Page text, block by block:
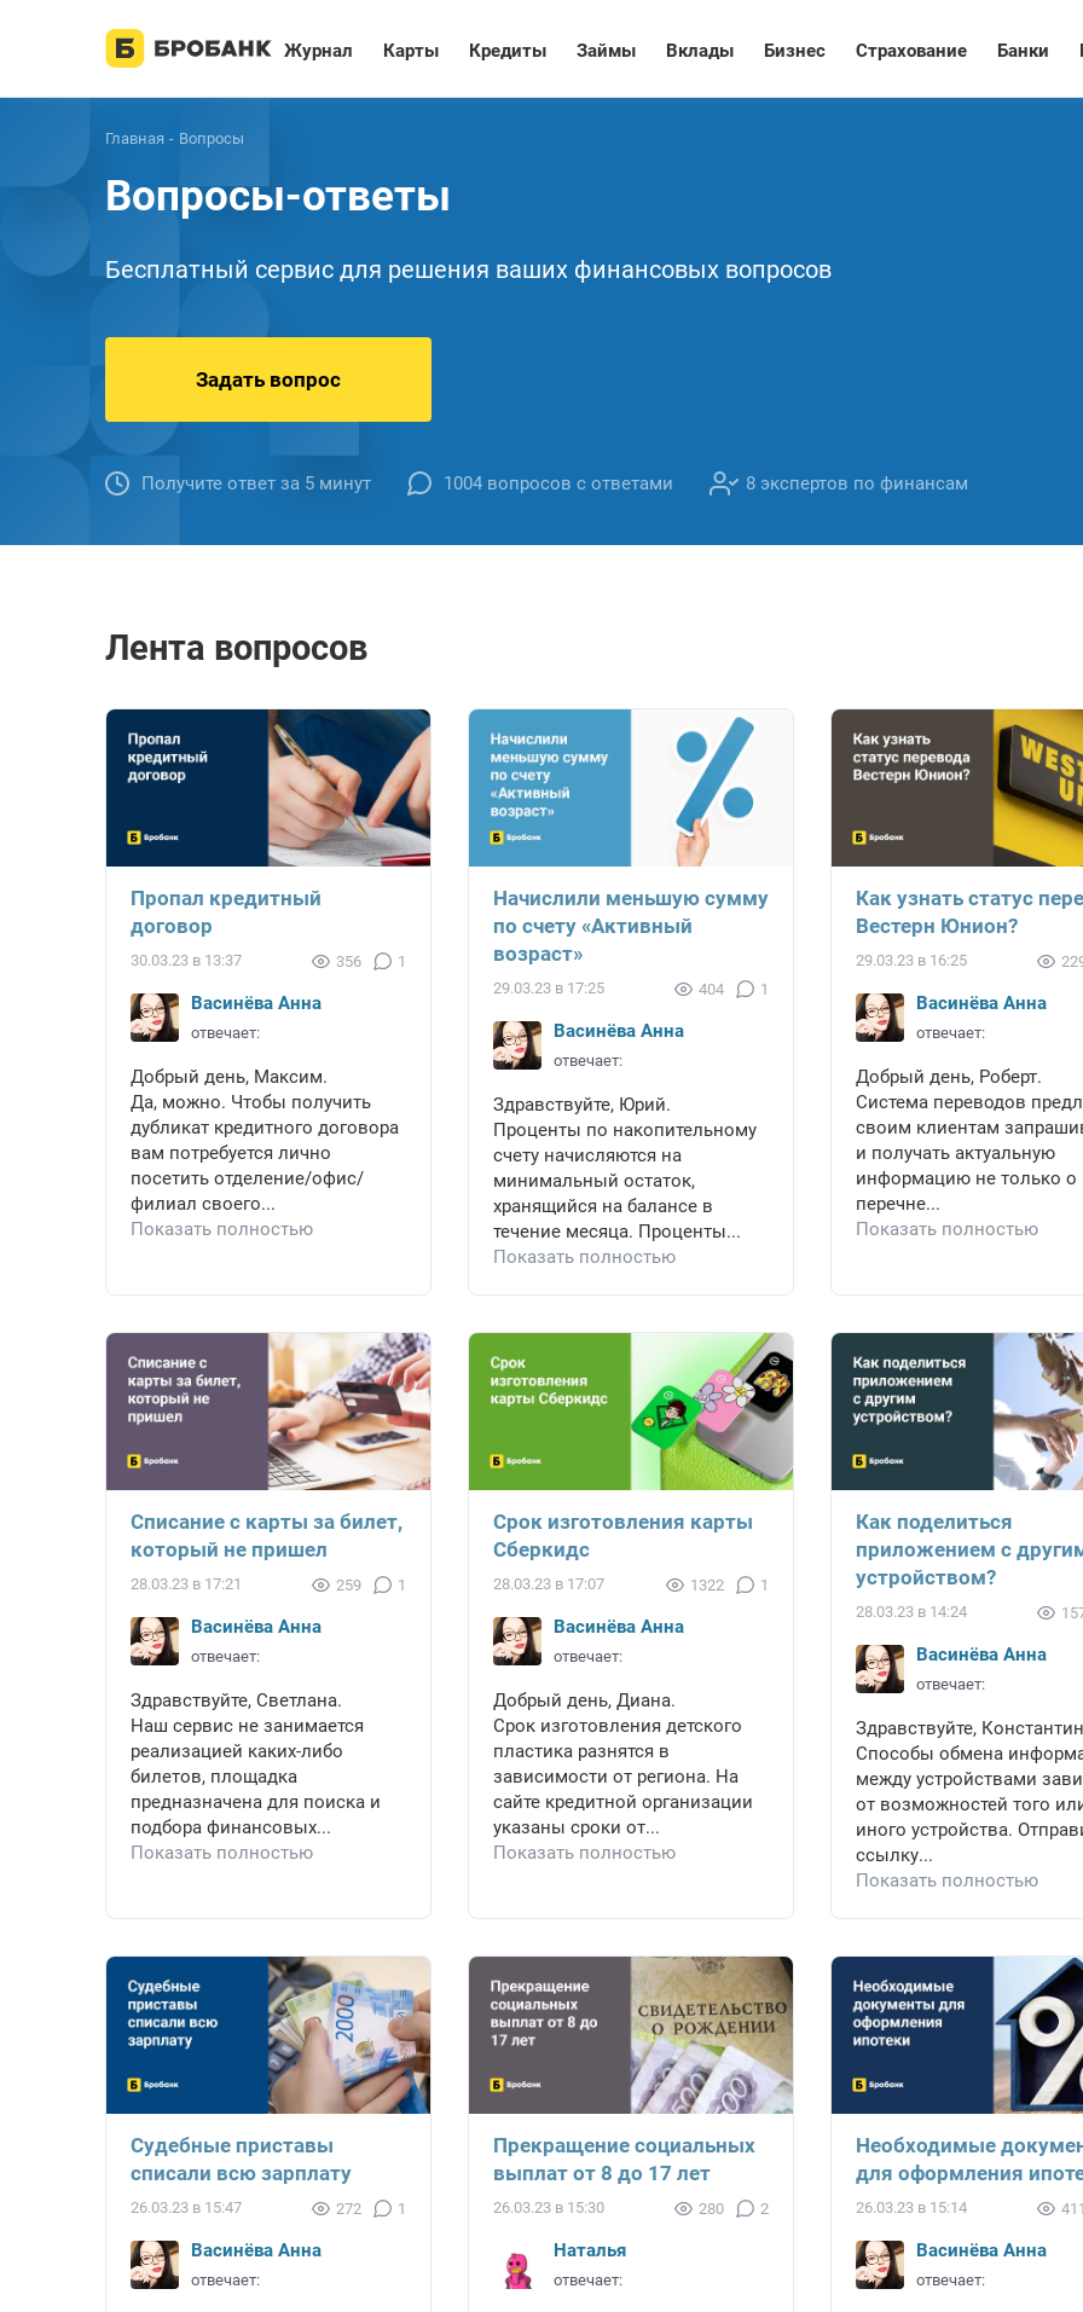
Журнал Карты Кредиты Займы Вклады Бизнес Страхование Банки
Главная Вопросы
Вопросы-ответы
Бесплатный сервис для решения ваших финансовых вопросов
Задать вопрос
Получите ответ за 5 минут 1004 вопросов с ответами 8 экспертов по финансам
Лента вопросов
Пропал кредитный
договор
30.03.23 в 13:37 356 1
Васинёва Анна
отвечает:
Добрый день, Максим.
Да, можно. Чтобы получить
дубликат кредитного договора
вам потребуется лично
посетить отделение/офис/
филиал своего...
Показать полностью
Начислили меньшую сумму
по счету «Активный
возраст»
29.03.23 в 17:25 404 1
Васинёва Анна
отвечает:
Здравствуйте, Юрий.
Проценты по накопительному
счету начисляются на
минимальный остаток,
хранящийся на балансе в
течение месяца. Проценты...
Показать полностью
Как узнать статус
Вестерн Юнион?
29.03.23 в 16:25
Васинёва Анна
отвечает:
Добрый день, Роберт.
Система переводов
своим клиентам
и получать актуальную
информацию не только о
перечне...
Показать полностью
Списание с карты за билет,
который не пришел
28.03.23 в 17:21 259 1
Васинёва Анна
отвечает:
Здравствуйте, Светлана.
Наш сервис не занимается
реализацией каких-либо
билетов, площадка
предназначена для поиска и
подбора финансовых...
Показать полностью
Срок изготовления карты
Сберкидс
28.03.23 в 17:07 1322 1
Васинёва Анна
отвечает:
Добрый день, Диана.
Срок изготовления детского
пластика разнятся в
зависимости от региона. На
сайте кредитной организации
указаны сроки от...
Показать полностью
Как поделиться
приложением с
устройством?
28.03.23 в 14:24
Васинёва Анна
отвечает:
Здравствуйте,
Способы обмена
между устройствами
от возможностей того
иного устройства.
ссылку...
Показать полностью
Судебные приставы
списали всю зарплату
26.03.23 в 15:47 272 1
Васинёва Анна
отвечает:
Прекращение социальных
выплат от 8 до 17 лет
26.03.23 в 15:30 280 2
Наталья
отвечает:
Необходимые
для оформления
26.03.23 в 15:14 411
Васинёва Анна
отвечает: